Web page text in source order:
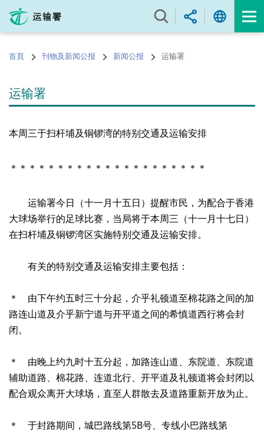
内
的首頁 刊物及新闻公报 新闻公报 运输署
运输署
本周三于扫杆埔及铜锣湾的特别交通及运输安排
＊＊＊＊＊＊＊＊＊＊＊＊＊＊＊＊＊＊＊＊＊
运输署今日（十一月十五日）提醒市民，为配合于香港
大球场举行的足球比赛，当局将于本周三（十一月十七日）
在扫杆埔及铜锣湾区实施特别交通及运输安排。
有关的特别交通及运输安排主要包括：
＊ 由下午约五时三十分起，介乎礼顿道至棉花路之间的加
路连山道及介乎新宁道与开平道之间的希慎道西行将会封
闭。
＊ 由晚上约九时十五分起，加路连山道、东院道、东院道
辅助道路、棉花路、连道北行、开平道及礼顿道将会封闭以
配合观众离开大球场，直至人群散去及道路重新开放为止。
＊ 于封路期间，城巴路线第5B号、专线小巴路线第